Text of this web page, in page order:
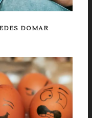
DOMAR